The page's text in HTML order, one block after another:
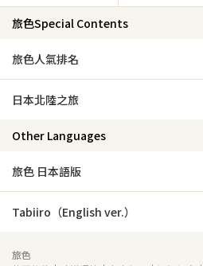
旅色Special Contents
旅色人氣排名
日本北陸之旅
Other Languages
旅色 日本語版
Tabiiro（English ver.）
旅色